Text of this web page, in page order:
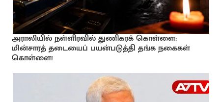
அராலியில் நள்ளிரவில் துணிகரக் கொள்ளை:
மின்சாரத் தடையைப் பயன்படுத்தி தங்க நகைகள்
கொள்ளை!